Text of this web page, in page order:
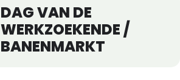
DAG VAN DE
WERKZOEKENDE /
BANENMARKT